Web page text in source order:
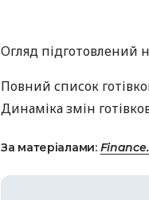
Огляд підготовлений
Повний список
Динаміка змін
За матеріалами: